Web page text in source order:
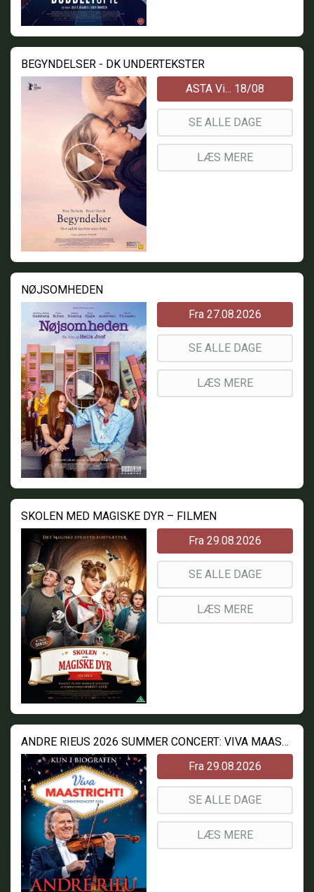
BEGYNDELSER - DK UNDERTEKSTER
ASTA Vi... 18/08
SE ALLE DAGE
LÆS MERE
NØJSOMHEDEN
Fra 27.08.2026
SE ALLE DAGE
LÆS MERE
SKOLEN MED MAGISKE DYR – FILMEN
Fra 29.08.2026
SE ALLE DAGE
LÆS MERE
ANDRE RIEUS 2026 SUMMER CONCERT: VIVA MAASTRICHT!
Fra 29.08.2026
SE ALLE DAGE
LÆS MERE